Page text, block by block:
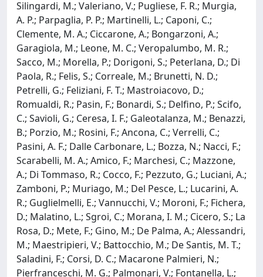
Silingardi, M.; Valeriano, V.; Pugliese, F. R.; Murgia,
A. P.; Parpaglia, P. P.; Martinelli, L.; Caponi, C.;
Clemente, M. A.; Ciccarone, A.; Bongarzoni, A.;
Garagiola, M.; Leone, M. C.; Veropalumbo, M. R.;
Sacco, M.; Morella, P.; Dorigoni, S.; Peterlana, D.; Di
Paola, R.; Felis, S.; Correale, M.; Brunetti, N. D.;
Petrelli, G.; Feliziani, F. T.; Mastroiacovo, D.;
Romualdi, R.; Pasin, F.; Bonardi, S.; Delfino, P.; Scifo,
C.; Savioli, G.; Ceresa, I. F.; Galeotalanza, M.; Benazzi,
B.; Porzio, M.; Rosini, F.; Ancona, C.; Verrelli, C.;
Pasini, A. F.; Dalle Carbonare, L.; Bozza, N.; Nacci, F.;
Scarabelli, M. A.; Amico, F.; Marchesi, C.; Mazzone,
A.; Di Tommaso, R.; Cocco, F.; Pezzuto, G.; Luciani, A.;
Zamboni, P.; Muriago, M.; Del Pesce, L.; Lucarini, A.
R.; Guglielmelli, E.; Vannucchi, V.; Moroni, F.; Fichera,
D.; Malatino, L.; Sgroi, C.; Morana, I. M.; Cicero, S.; La
Rosa, D.; Mete, F.; Gino, M.; De Palma, A.; Alessandri,
M.; Maestripieri, V.; Battocchio, M.; De Santis, M. T.;
Saladini, F.; Corsi, D. C.; Macarone Palmieri, N.;
Pierfranceschi, M. G.; Palmonari, V.; Fontanella, L.;